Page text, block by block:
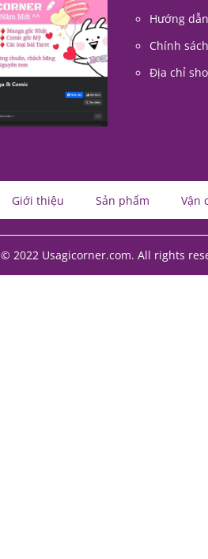
Hướng
Chính
Địa chỉ
Giới thiệu Sản phẩm Vận
© 2022 Usagicorner.com. All rights